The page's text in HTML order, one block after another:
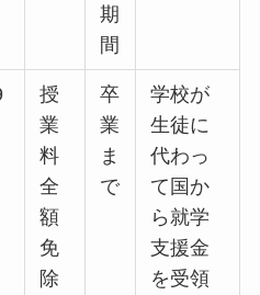
期
間
授
業
料
全
額
免
除
卒
業
ま
で
学校が
生徒に
代わっ
て国か
ら就学
支援金
を受領